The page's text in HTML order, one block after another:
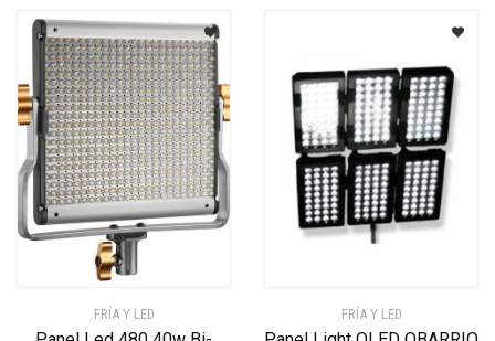
FRÍA Y LED FRÍA Y LED